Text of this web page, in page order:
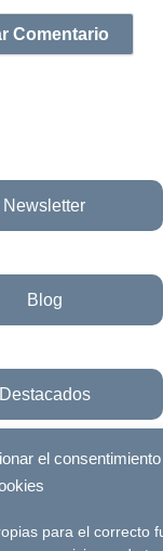
el
para el correcto
Newsletter
Blog
Destacados
a la fundación